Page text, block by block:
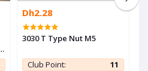
Dh2.28
3030 T Type Nut M5
Club Point: 11